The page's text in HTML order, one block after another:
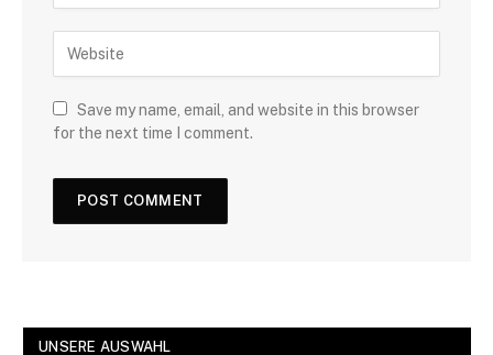
Save my name, email, and website in this browser
for the next time I comment.
UNSERE AUSWAHL